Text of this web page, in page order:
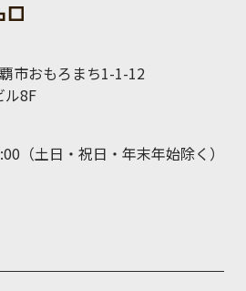
市おもろまち1-1-12
ル8F
（土日・祝日・年末年始除く）